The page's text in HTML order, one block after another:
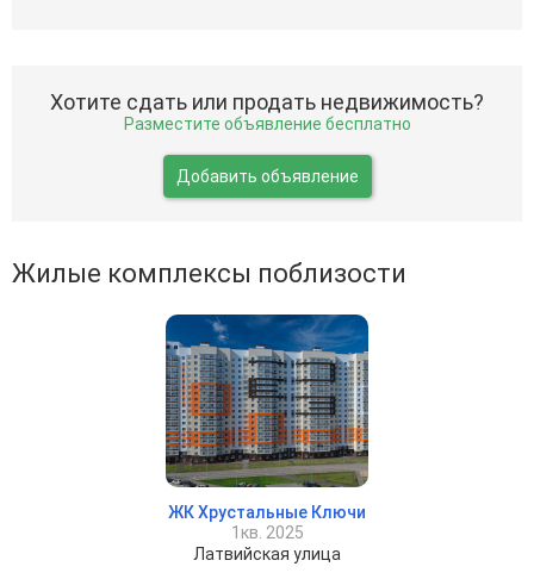
Хотите сдать или продать недвижимость?
Разместите объявление бесплатно
Добавить объявление
Жилые комплексы поблизости
ЖК Хрустальные Ключи
1кв. 2025
Латвийская улица